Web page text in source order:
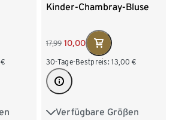
€
Kinder-Chambray-Bluse
17,99 10,00
30-Tage-Bestpreis: 13,00 €
Verfügbare Größen
74/80 86/92